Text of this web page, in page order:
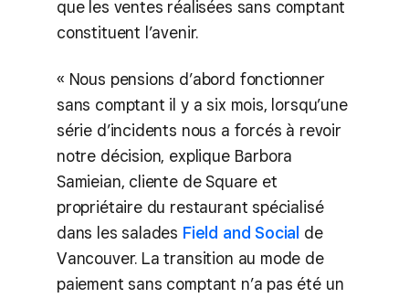
que les ventes réalisées sans comptant
constituent l’avenir.
« Nous pensions d’abord fonctionner
sans comptant il y a six mois, lorsqu’une
série d’incidents nous a forcés à revoir
notre décision, explique Barbora
Samieian, cliente de Square et
propriétaire du restaurant spécialisé
dans les salades Field and Social de
Vancouver. La transition au mode de
paiement sans comptant n’a pas été un